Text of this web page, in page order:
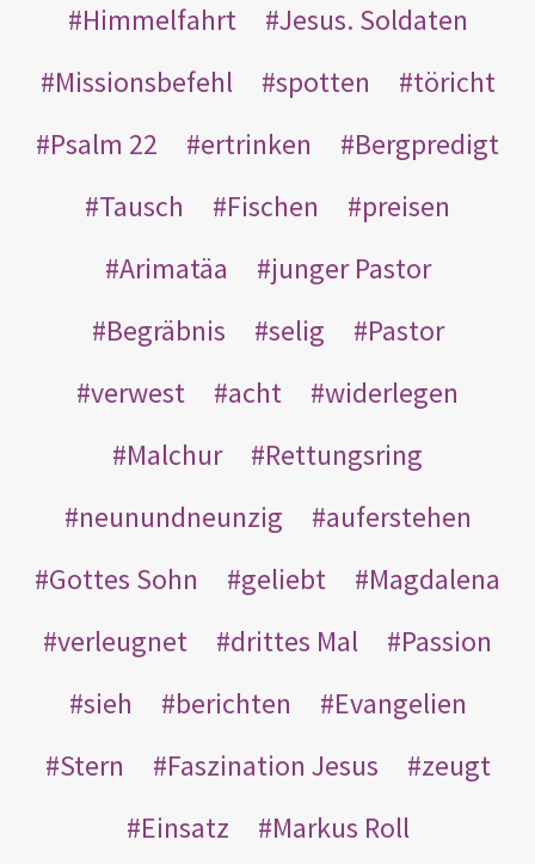
Himmelfahrt
Jesus. Soldaten
Missionsbefehl
spotten
töricht
Psalm 22
ertrinken
Bergpredigt
Tausch
Fischen
preisen
Arimatäa
junger Pastor
Begräbnis
selig
Pastor
verwest
acht
widerlegen
Malchur
Rettungsring
neunundneunzig
auferstehen
Gottes Sohn
geliebt
Magdalena
verleugnet
drittes Mal
Passion
sieh
berichten
Evangelien
Stern
Faszination Jesus
zeugt
Einsatz
Markus Roll